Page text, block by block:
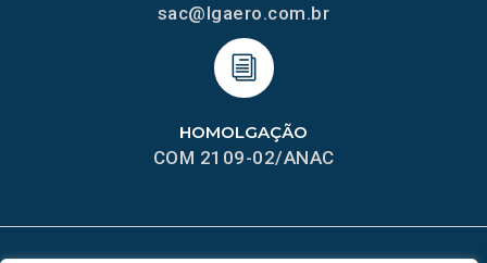
HOMOLGAÇÃO
COM 2109-02/ANAC
sac@lgaero.com.br